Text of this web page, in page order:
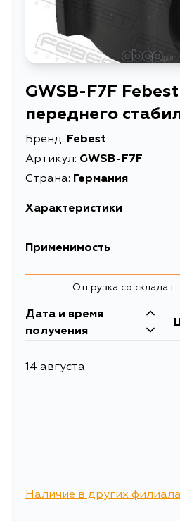
GWSB-F7F
переднего
Бренд: Febest
Артикул: GWSB-F7F
Страна: Германия
Характеристики
EAN-13
Длина упаковки, мм 48
Масса, кг 0.063
Применимость
Отгрузка со склада
Дата и время
получения
14 августа
Наличие в других